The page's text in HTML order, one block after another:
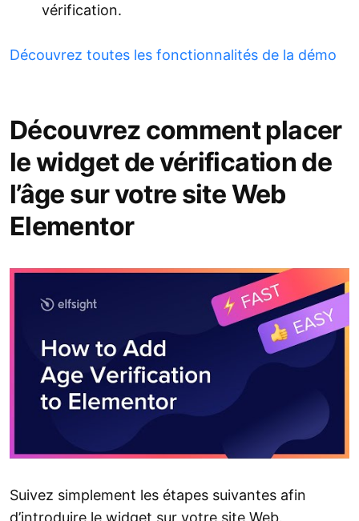
vérification.
Découvrez toutes les fonctionnalités de la démo
Découvrez comment placer
le widget de vérification de
l’âge sur votre site Web
Elementor
Suivez simplement les étapes suivantes afin
d’introduire le widget sur votre site Web.